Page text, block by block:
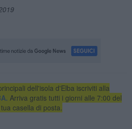
dell'isola d'Elba iscriviti alla
Arriva gratis tutti i giorni alle 7:00 del
casella di posta.